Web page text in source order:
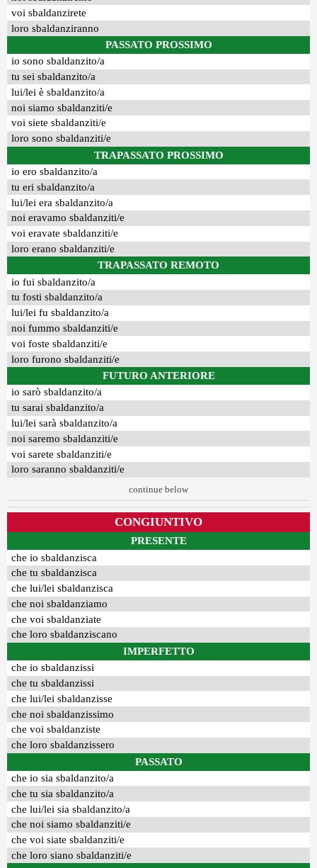
voi sbaldanzirete
loro sbaldanziranno
PASSATO PROSSIMO
io sono sbaldanzito/a
tu sei sbaldanzito/a
lui/lei è sbaldanzito/a
noi siamo sbaldanziti/e
voi siete sbaldanziti/e
loro sono sbaldanziti/e
TRAPASSATO PROSSIMO
io ero sbaldanzito/a
tu eri sbaldanzito/a
lui/lei era sbaldanzito/a
noi eravamo sbaldanziti/e
voi eravate sbaldanziti/e
loro erano sbaldanziti/e
TRAPASSATO REMOTO
io fui sbaldanzito/a
tu fosti sbaldanzito/a
lui/lei fu sbaldanzito/a
noi fummo sbaldanziti/e
voi foste sbaldanziti/e
loro furono sbaldanziti/e
FUTURO ANTERIORE
io sarò sbaldanzito/a
tu sarai sbaldanzito/a
lui/lei sarà sbaldanzito/a
noi saremo sbaldanziti/e
voi sarete sbaldanziti/e
loro saranno sbaldanziti/e
continue below
CONGIUNTIVO
PRESENTE
che io sbaldanzisca
che tu sbaldanzisca
che lui/lei sbaldanzisca
che noi sbaldanziamo
che voi sbaldanziate
che loro sbaldanziscano
IMPERFETTO
che io sbaldanzissi
che tu sbaldanzissi
che lui/lei sbaldanzisse
che noi sbaldanzissimo
che voi sbaldanziste
che loro sbaldanzissero
PASSATO
che io sia sbaldanzito/a
che tu sia sbaldanzito/a
che lui/lei sia sbaldanzito/a
che noi siamo sbaldanziti/e
che voi siate sbaldanziti/e
che loro siano sbaldanziti/e